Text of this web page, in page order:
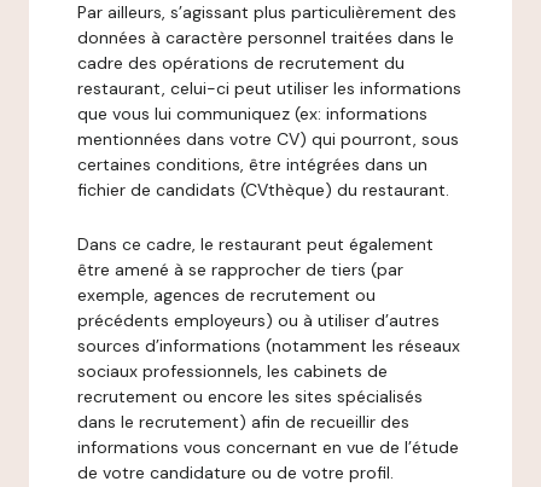
Par ailleurs, s’agissant plus particulièrement des
données à caractère personnel traitées dans le
cadre des opérations de recrutement du
restaurant, celui-ci peut utiliser les informations
que vous lui communiquez (ex: informations
mentionnées dans votre CV) qui pourront, sous
certaines conditions, être intégrées dans un
fichier de candidats (CVthèque) du restaurant.
Dans ce cadre, le restaurant peut également
être amené à se rapprocher de tiers (par
exemple, agences de recrutement ou
précédents employeurs) ou à utiliser d’autres
sources d’informations (notamment les réseaux
sociaux professionnels, les cabinets de
recrutement ou encore les sites spécialisés
dans le recrutement) afin de recueillir des
informations vous concernant en vue de l’étude
de votre candidature ou de votre profil.